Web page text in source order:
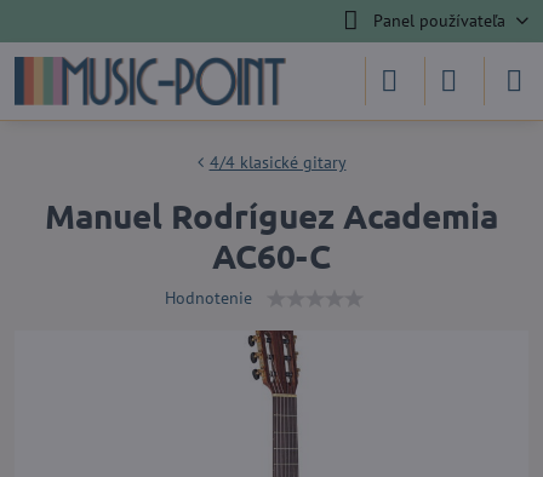
Panel používateľa
4/4 klasické gitary
Manuel Rodríguez Academia
AC60-C
Hodnotenie